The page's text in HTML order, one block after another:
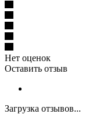
Нет оценок
Оставить отзыв
Загрузка отзывов...